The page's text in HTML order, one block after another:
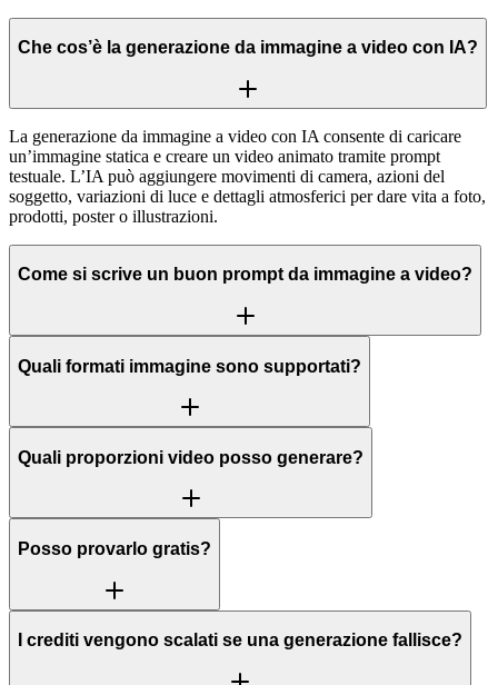
Che cos’è la generazione da immagine a video con IA?
La generazione da immagine a video con IA consente di caricare
un’immagine statica e creare un video animato tramite prompt
testuale. L’IA può aggiungere movimenti di camera, azioni del
soggetto, variazioni di luce e dettagli atmosferici per dare vita a foto,
prodotti, poster o illustrazioni.
Come si scrive un buon prompt da immagine a video?
Quali formati immagine sono supportati?
Quali proporzioni video posso generare?
Posso provarlo gratis?
I crediti vengono scalati se una generazione fallisce?